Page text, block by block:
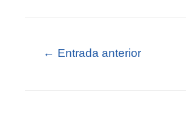
← Entrada anterior